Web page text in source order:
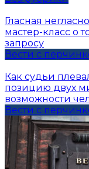
Гласная
мастер-класс о
запросу
Вести с
Как судьи
позицию двух
возможности
Вести с